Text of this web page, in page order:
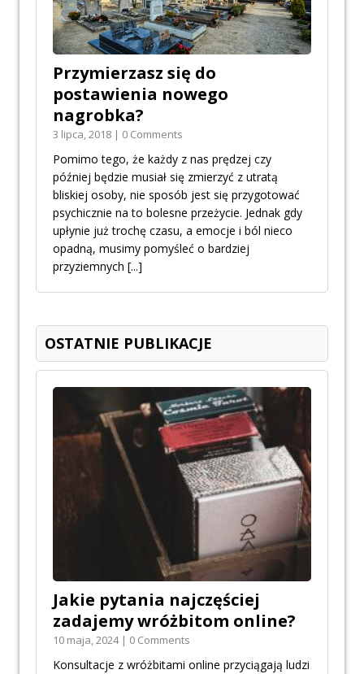
Przymierzasz się do
postawienia nowego
nagrobka?
3 lipca, 2018 | 0 Comments
Pomimo tego, że każdy z nas prędzej czy
później będzie musiał się zmierzyć z utratą
bliskiej osoby, nie sposób jest się przygotować
psychicznie na to bolesne przeżycie. Jednak gdy
upłynie już trochę czasu, a emocje i ból nieco
opadną, musimy pomyśleć o bardziej
przyziemnych [...]
OSTATNIE PUBLIKACJE
Jakie pytania najczęściej
zadajemy wróżbitom online?
10 maja, 2024 | 0 Comments
Konsultacje z wróżbitami online przyciągają ludzi